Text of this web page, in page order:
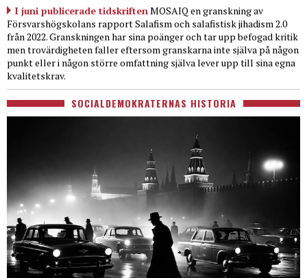
I juni publicerade tidskriften MOSAIQ en granskning av
Försvarshögskolans rapport Salafism och salafistisk jihadism 2.0
från 2022. Granskningen har sina poänger och tar upp befogad kritik
men trovärdigheten faller eftersom granskarna inte själva på någon
punkt eller i någon större omfattning själva lever upp till sina egna
kvalitetskrav.
SOCIALDEMOKRATERNAS HISTORIA